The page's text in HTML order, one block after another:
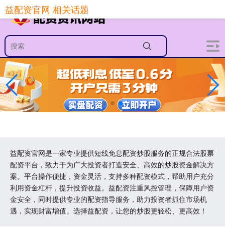
益配资官网是一家专业提供短线免息配资炒股服务的正规合法股票
配资平台，致力于为广大投资者打造安全、高效的炒股资金解决方
案。平台操作便捷，资金灵活，支持多种配资模式，帮助用户充分
利用资金杠杆，提升投资收益。益配资注重风控管理，保障用户资
金安全，同时提供专业的配资指导服务，助力投资者抓住市场机
遇，实现财富增值。选择益配资，让您的炒股更轻松、更高效！
益配资官网 相关话题